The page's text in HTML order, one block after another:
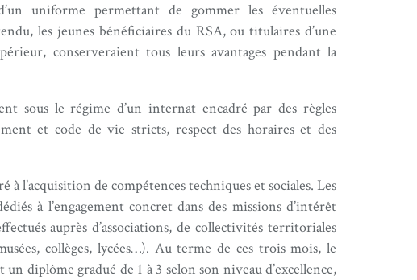
uniforme permettant de gommer les éventuelles
les jeunes bénéficiaires du RSA, ou titulaires d’une
conserveraient tous leurs avantages pendant la
sous le régime d’un internat encadré par des règles
et code de vie stricts, respect des horaires et des
à l’acquisition de compétences techniques et sociales. Les
à l’engagement concret dans des missions d’intérêt
auprès d’associations, de collectivités territoriales
collèges, lycées…). Au terme de ces trois mois, le
diplôme gradué de 1 à 3 selon son niveau d’excellence,